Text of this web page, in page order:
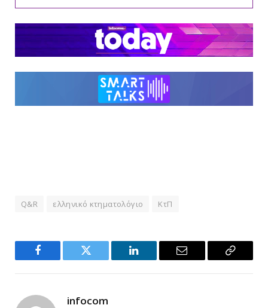
Q&R ελληνικό κτηματολόγιο ΚτΠ
Facebook Twitter LinkedIn Email
Copy
infocom